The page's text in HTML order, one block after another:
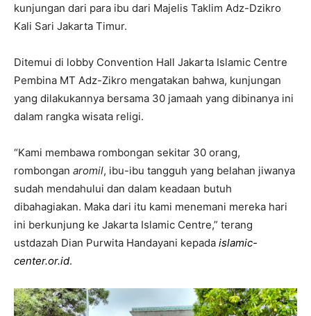
kunjungan dari para ibu dari Majelis Taklim Adz-Dzikro
Kali Sari Jakarta Timur.
Ditemui di lobby Convention Hall Jakarta Islamic Centre
Pembina MT Adz-Zikro mengatakan bahwa, kunjungan
yang dilakukannya bersama 30 jamaah yang dibinanya ini
dalam rangka wisata religi.
“Kami membawa rombongan sekitar 30 orang,
rombongan aromil, ibu-ibu tangguh yang belahan jiwanya
sudah mendahului dan dalam keadaan butuh
dibahagiakan. Maka dari itu kami menemani mereka hari
ini berkunjung ke Jakarta Islamic Centre,” terang
ustdazah Dian Purwita Handayani kepada islamic-
center.or.id.